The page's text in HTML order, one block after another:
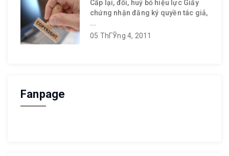
Cấp lại, đổi, huỷ bỏ hiệu lực Giấy
chứng nhận đăng ký quyền tác giả,
...
05 ThГЎng 4, 2011
Fanpage